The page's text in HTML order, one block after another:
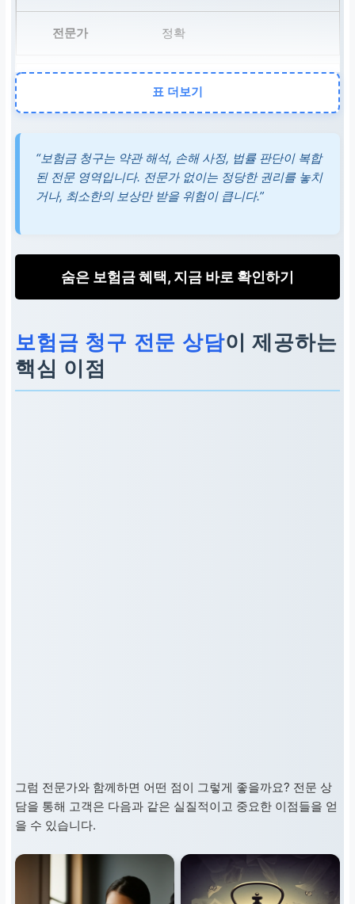
정확
손해
합리
불리
표 더보기
“보험금 청구는 약관 해석, 손해 사정, 법률 판단이 복합
된 전문 영역입니다. 전문가 없이는 정당한 권리를 놓치
거나, 최소한의 보상만 받을 위험이 큽니다.”
숨은 보험금 혜택, 지금 바로 확인하기
보험금 청구 전문 상담이 제공하는
핵심 이점
그럼 전문가와 함께하면 어떤 점이 그렇게 좋을까요? 전문 상
담을 통해 고객은 다음과 같은 실질적이고 중요한 이점들을 얻
을 수 있습니다.